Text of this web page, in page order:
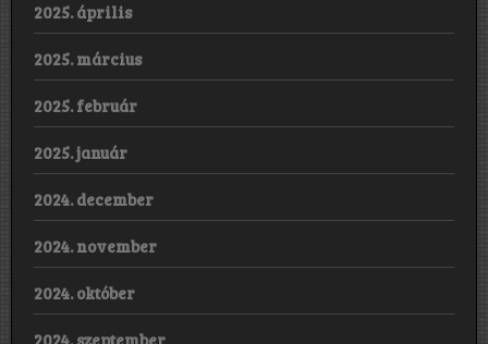
2025. április
2025. március
2025. február
2025. január
2024. december
2024. november
2024. október